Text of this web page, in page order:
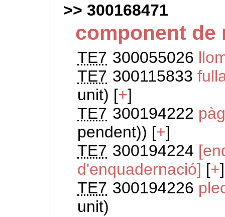
300168471
component de
TE7 300055026
TE7 300115833
unit) [+]
TE7 300194222
pendent)) [+]
TE7 300194224
d'enquadernació] [+]
TE7 300194226
unit)